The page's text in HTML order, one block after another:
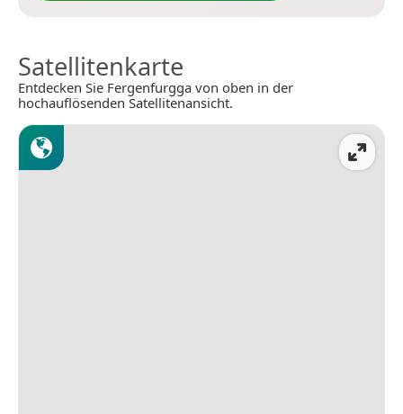
Satellitenkarte
Entdecken Sie Fergenfurgga von oben in der
hochauflösenden Satellitenansicht.